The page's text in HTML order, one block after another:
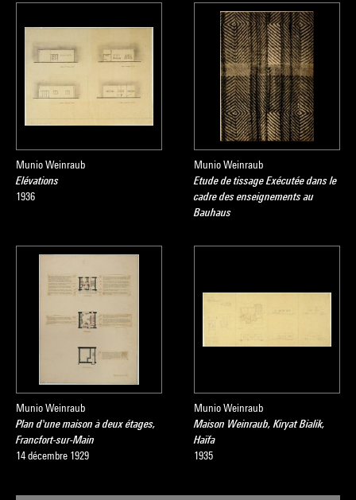
Munio Weinraub
Elévations
1936
Munio Weinraub
Etude de tissage Exécutée dans le
cadre des enseignements au
Bauhaus
Munio Weinraub
Plan d'une maison à deux étages,
Francfort-sur-Main
14 décembre 1929
Munio Weinraub
Maison Weinraub, Kiryat Bialik,
Haïfa
1935